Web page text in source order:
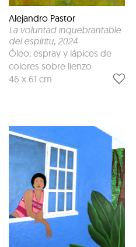
Alejandro Pastor
La voluntad inquebrantable
del espíritu, 2024
Óleo, espray y lápices de
colores sobre lienzo
46 x 61 cm